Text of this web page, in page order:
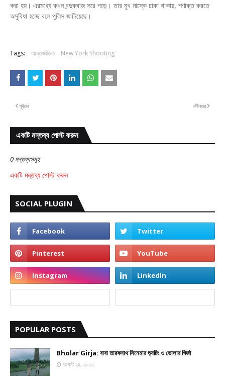
করা হয়। এরমধ্যে কখন বন্দুকবাজ সরে পড়ে। তার মুখ মাস্কে ঢাকা থাকায়, শণাক্ত করতে
অসুবিধা হচ্ছে বলে পুলিস জানিয়েছে।
Tags: আন্তর্জাতিক New York Shooting
নবীনতর
পূর্বতন
একটি মন্তব্য পোস্ট করুন
0 মন্তব্যসমূহ
একটি মন্তব্য পোস্ট করুন
SOCIAL PLUGIN
POPULAR POSTS
Bholar Girja: বাবা তারকনাথ সিনেমার শ্যুটিং ও ভোলার গির্জা
আগস্ট ২৪, ২০২২